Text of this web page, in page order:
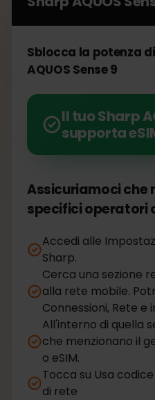
Sblocca la potenza
AQUOS Sense 9
Il tuo Sharp
supporta
Assicuriamoci che
specifici operatori
Accedi alle
Sharp.
Cerca una sezione
alla rete mobile.
Connessioni, Rete e
All'interno di quella
che menzionano il
o eSIM.
Tocca su Usa
di rete